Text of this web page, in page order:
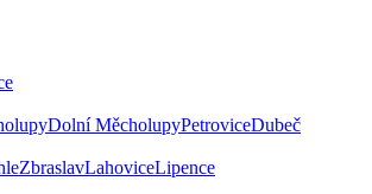
Dolní MěcholupyPetroviceDubeč
ZbraslavLahoviceLipence